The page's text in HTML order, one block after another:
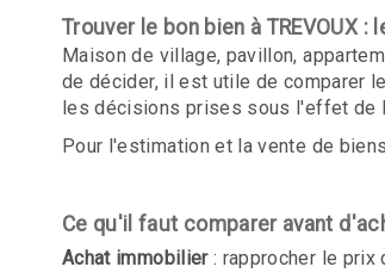
Trouver le bon bien à TREVOUX
Maison de village, pavillon,
de décider, il est utile de comparer
les décisions prises sous l'effet de
Pour l'estimation et la vente de
Ce qu'il faut comparer avant
Achat immobilier: rapprocher le prix